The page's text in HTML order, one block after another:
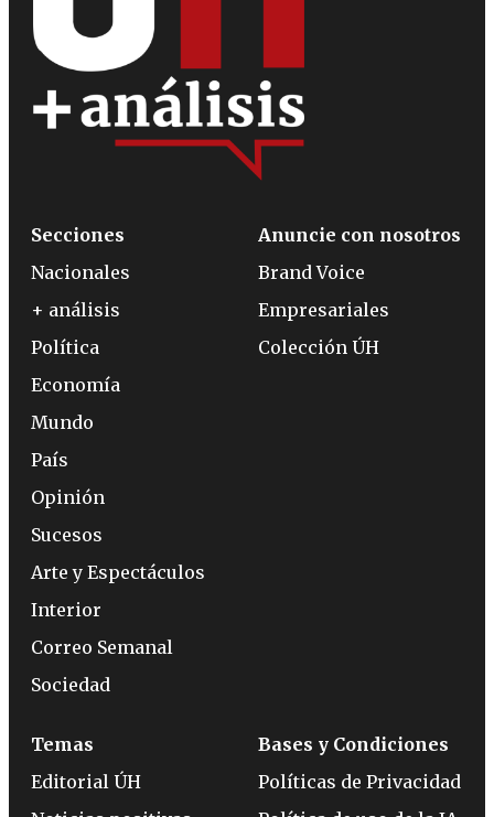
Secciones
Nacionales
+ análisis
Política
Economía
Mundo
País
Opinión
Sucesos
Arte y Espectáculos
Interior
Correo Semanal
Sociedad
Anuncie con nosotros
Brand Voice
Empresariales
Colección ÚH
Temas
Editorial ÚH
Bases y Condiciones
Políticas de Privacidad